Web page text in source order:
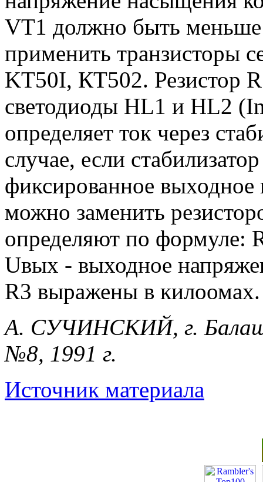
VT1 должно быть
применить транзисторы
KT50I, КТ502. Резистор
светодиоды HL1 и HL2
определяет ток через
случае, если
фиксированное
можно заменить
определяют по формуле:
Uвых - выходное
R3 выражены в килоомах.
А. СУЧИНСКИЙ, г.
№8, 1991 г.
Источник материала